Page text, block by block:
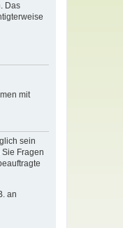
Das
mit
sein
Fragen
an